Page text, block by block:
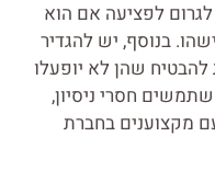
לפציעה אם הוא
בנוסף, יש להגדיר
שהן לא יופעלו
חסרי ניסיון,
מקצוענים בחברת